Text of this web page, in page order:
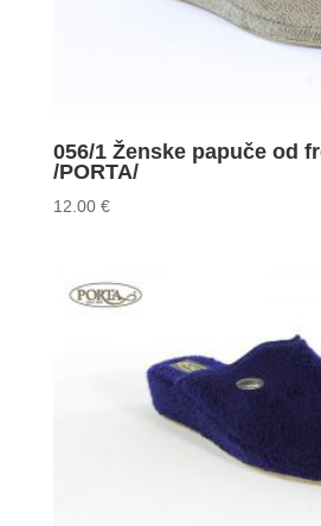
056/1 Ženske papuče od
/PORTA/
12.00 €